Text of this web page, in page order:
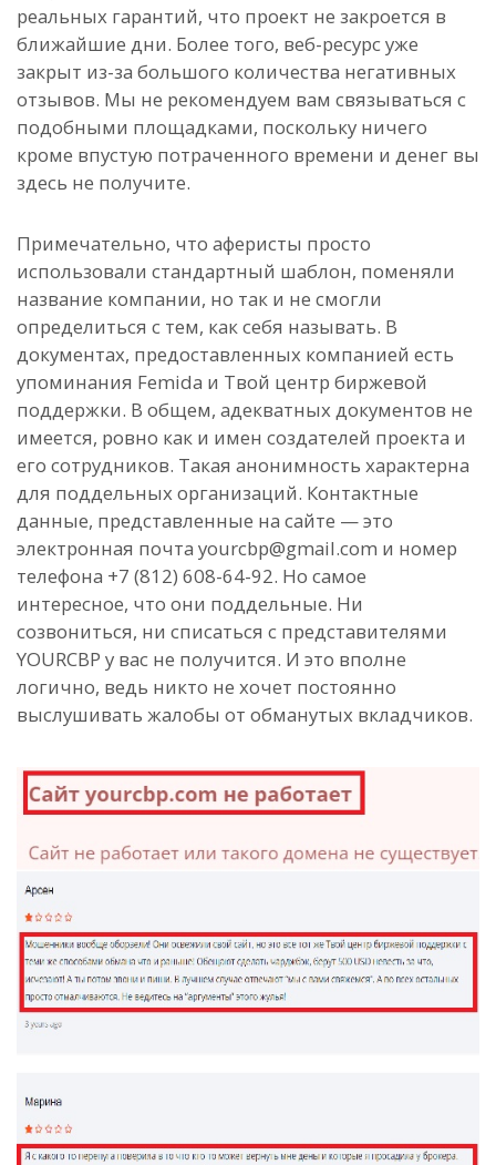
реальных гарантий, что проект не закроется в
ближайшие дни. Более того, веб-ресурс уже
закрыт из-за большого количества негативных
отзывов. Мы не рекомендуем вам связываться с
подобными площадками, поскольку ничего
кроме впустую потраченного времени и денег вы
здесь не получите.
Примечательно, что аферисты просто
использовали стандартный шаблон, поменяли
название компании, но так и не смогли
определиться с тем, как себя называть. В
документах, предоставленных компанией есть
упоминания Femida и Твой центр биржевой
поддержки. В общем, адекватных документов не
имеется, ровно как и имен создателей проекта и
его сотрудников. Такая анонимность характерна
для поддельных организаций. Контактные
данные, представленные на сайте — это
электронная почта yourcbp@gmail.com и номер
телефона +7 (812) 608-64-92. Но самое
интересное, что они поддельные. Ни
созвониться, ни списаться с представителями
YOURCBP у вас не получится. И это вполне
логично, ведь никто не хочет постоянно
выслушивать жалобы от обманутых вкладчиков.